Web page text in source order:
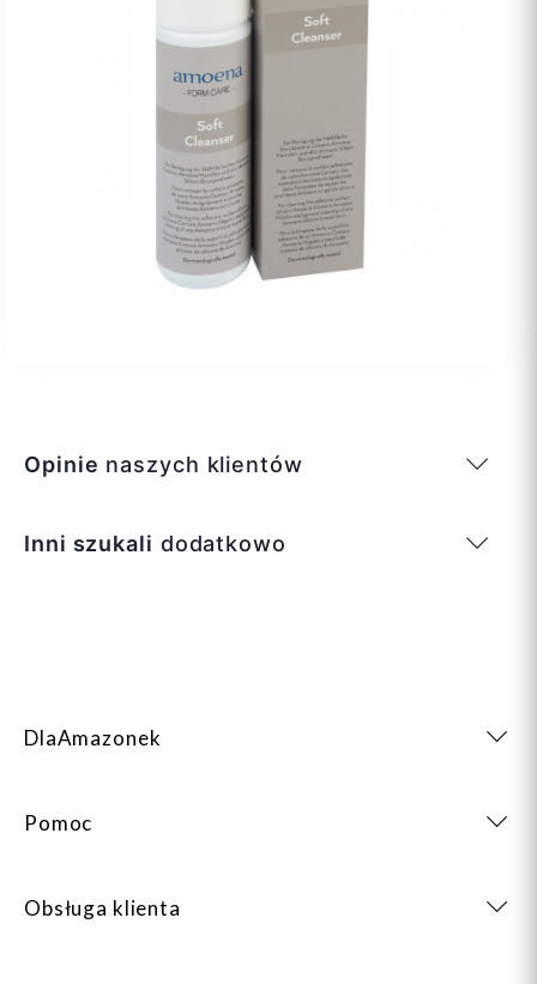
Opinie naszych klientów
Inni szukali dodatkowo
DlaAmazonek
Pomoc
Obsługa klienta